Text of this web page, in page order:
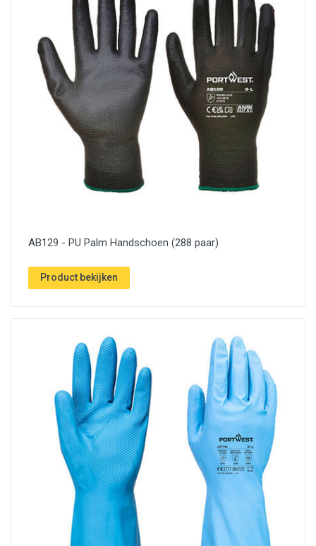
AB129 - PU Palm Handschoen (288 paar)
Product bekijken